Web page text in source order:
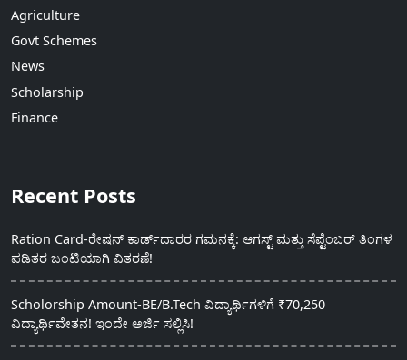
Agriculture
Govt Schemes
News
Scholarship
Finance
Recent Posts
Ration Card-ರೇಷನ್ ಕಾರ್ಡ್‍ದಾರರ ಗಮನಕ್ಕೆ: ಆಗಸ್ಟ್ ಮತ್ತು ಸೆಪ್ಟೆಂಬರ್ ತಿಂಗಳ
ಪಡಿತರ ಜಂಟಿಯಾಗಿ ವಿತರಣೆ!
Scholorship Amount-BE/B.Tech ವಿದ್ಯಾರ್ಥಿಗಳಿಗೆ ₹70,250
ವಿದ್ಯಾರ್ಥಿವೇತನ! ಇಂದೇ ಅರ್ಜಿ ಸಲ್ಲಿಸಿ!